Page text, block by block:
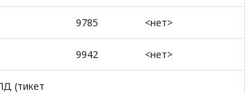
9785 <нет>
9942 <нет>
(тикет